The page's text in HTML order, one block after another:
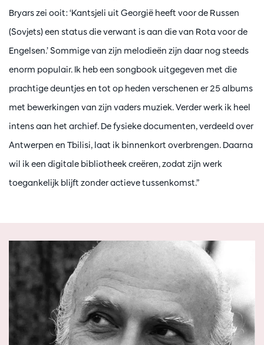
Bryars zei ooit: ‘Kantsjeli uit Georgië heeft voor de Russen
(Sovjets) een status die verwant is aan die van Rota voor de
Engelsen.’ Sommige van zijn melodieën zijn daar nog steeds
enorm populair. Ik heb een songbook uitgegeven met die
prachtige deuntjes en tot op heden verschenen er 25 albums
met bewerkingen van zijn vaders muziek. Verder werk ik heel
intens aan het archief. De fysieke documenten, verdeeld over
Antwerpen en Tbilisi, laat ik binnenkort overbrengen. Daarna
wil ik een digitale bibliotheek creëren, zodat zijn werk
toegankelijk blijft zonder actieve tussenkomst.”